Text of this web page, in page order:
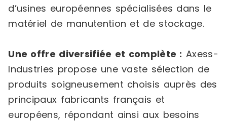
d’usines européennes spécialisées dans le
matériel de manutention et de stockage.
Une offre diversifiée et complète : Axess-
Industries propose une vaste sélection de
produits soigneusement choisis auprès des
principaux fabricants français et
européens, répondant ainsi aux besoins